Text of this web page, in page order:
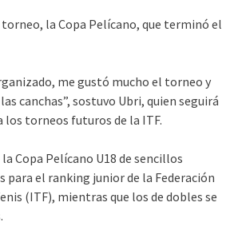
la Copa Pelícano, que terminó el
me gustó mucho el torneo y
canchas”, sostuvo Ubri, quien seguirá
los torneos futuros de la ITF.
Copa Pelícano U18 de sencillos
para el ranking junior de la Federación
(ITF), mientras que los de dobles se